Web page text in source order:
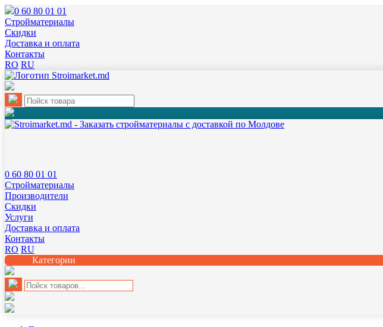
0 60 80 01 01
Cтройматериалы
Скидки
Доставка и оплата
Контакты
RO RU
0 60 80 01 01
Cтройматериалы
Производители
Скидки
Услуги
Доставка и оплата
Контакты
RO RU
Категории